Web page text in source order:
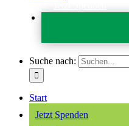
Suche nach:
Start
Jetzt Spenden